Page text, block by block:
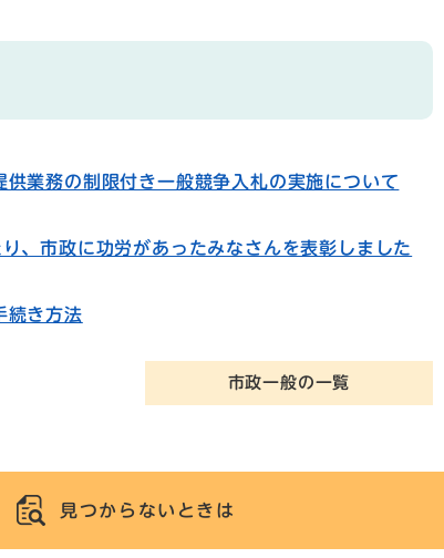
供業務の制限付き一般競争入札の実施について
、市政に功労があったみなさんを表彰しました
続き方法
市政一般の一覧
見つからないときは